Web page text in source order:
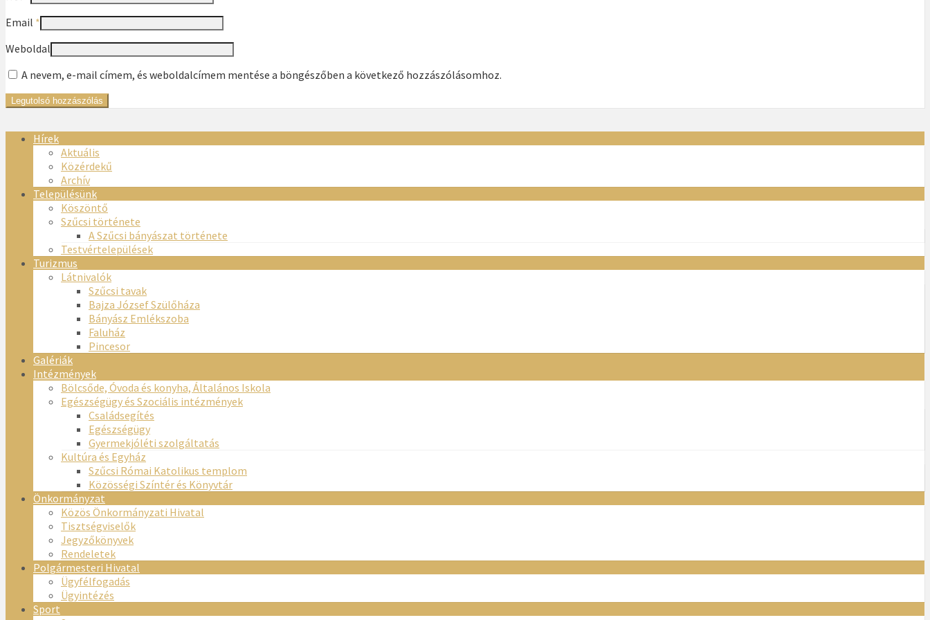
Email *
Weboldal
A nevem, e-mail címem, és weboldalcímem mentése a böngészőben a következő hozzászólásomhoz.
Hírek
Aktuális
Közérdekű
Archív
Településünk
Köszöntő
Szűcsi története
A Szűcsi bányászat története
Testvértelepülések
Turizmus
Látnivalók
Szűcsi tavak
Bajza József Szülőháza
Bányász Emlékszoba
Faluház
Pincesor
Galériák
Intézmények
Bölcsőde, Óvoda és konyha, Általános Iskola
Egészségügy és Szociális intézmények
Családsegítés
Egészségügy
Gyermekjóléti szolgáltatás
Kultúra és Egyház
Szűcsi Római Katolikus templom
Közösségi Színtér és Könyvtár
Önkormányzat
Közös Önkormányzati Hivatal
Tisztségviselők
Jegyzőkönyvek
Rendeletek
Polgármesteri Hivatal
Ügyfélfogadás
Ügyintézés
Sport